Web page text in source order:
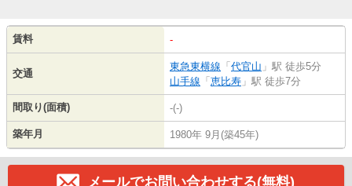
賃料 -
交通
東急東横線 「 代官山 」駅 徒歩5分
山手線 「 恵比寿 」駅 徒歩7分
間取り(面積) -(-)
築年月 1980年 9月(築45年)
メールでお問い合わせする(無料)